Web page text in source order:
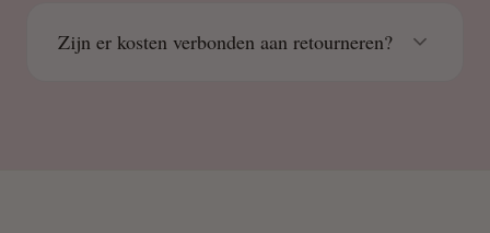
Zijn er kosten verbonden aan retourneren?